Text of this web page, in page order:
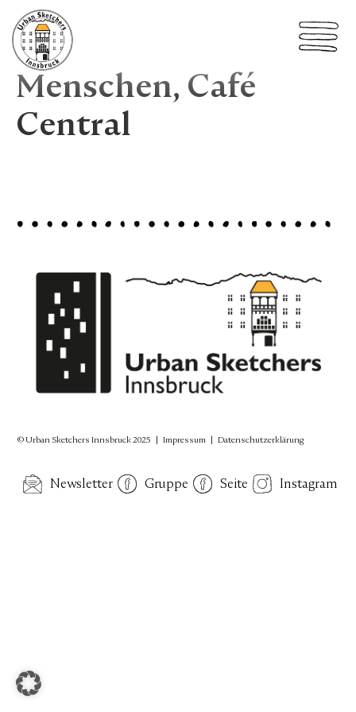
Menschen, Café
Central
© Urban Sketchers Innsbruck 2025 |Impressum |Datenschutzerklärung
Newsletter Gruppe Seite Instagram